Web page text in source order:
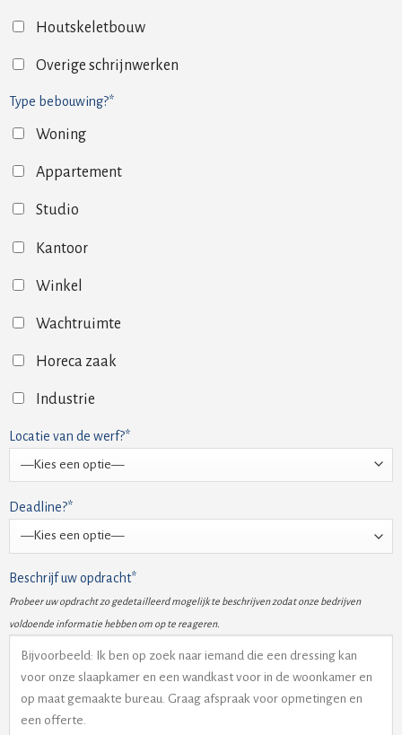
Houtskeletbouw
Overige schrijnwerken
Type bebouwing?*
Woning
Appartement
Studio
Kantoor
Winkel
Wachtruimte
Horeca zaak
Industrie
Locatie van de werf?*
Deadline?*
Beschrijf uw opdracht*
Probeer uw opdracht zo gedetailleerd mogelijk te beschrijven zodat onze bedrijven
voldoende informatie hebben om op te reageren.